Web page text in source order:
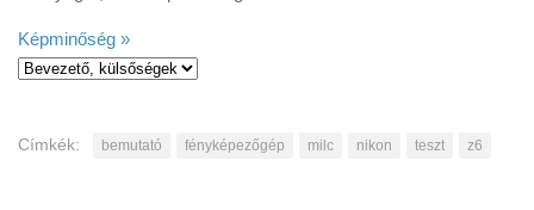
Képminőség »
Címkék: bemutató fényképezőgép milc nikon teszt z6